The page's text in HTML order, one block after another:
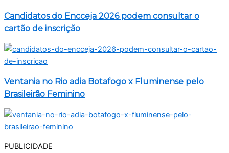
Candidatos do Encceja 2026 podem consultar o
cartão de inscrição
Ventania no Rio adia Botafogo x Fluminense pelo
Brasileirão Feminino
PUBLICIDADE